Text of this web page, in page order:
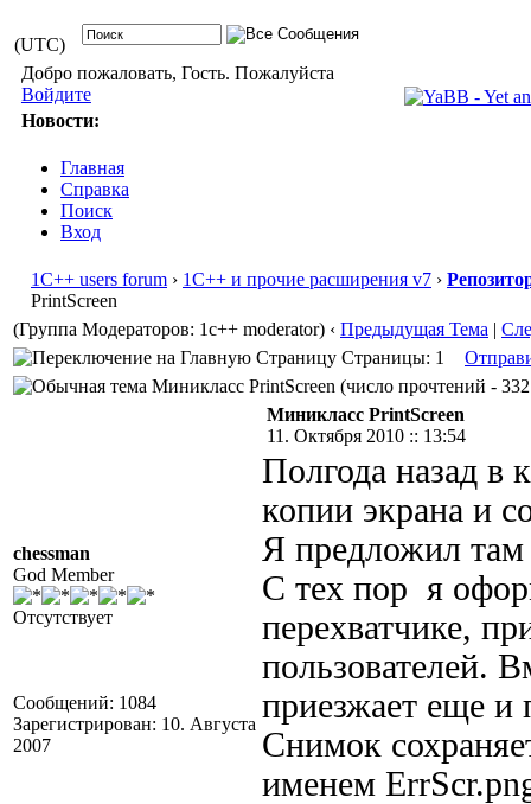
(UTC)
Добро пожаловать, Гость. Пожалуйста
Войдите
Новости:
Главная
Справка
Поиск
Вход
1С++ users forum › 1С++ и прочие расширения v7 ›
PrintScreen
(Группа Модераторов: 1c++ moderator) ‹ Предыдущая Тема |
Страницы: 1
Миникласс PrintScreen (число прочтений -
chessman
God Member
Отсутствует
Сообщений: 1084
Зарегистрирован: 10. Августа
2007
Миникласс PrintScreen
11. Октября 2010 :: 13:54
Полгода назад в
копии экрана и
Я предложил
С тех пор я
перехватчике,
пользователей.
приезжает еще и
Снимок
именем